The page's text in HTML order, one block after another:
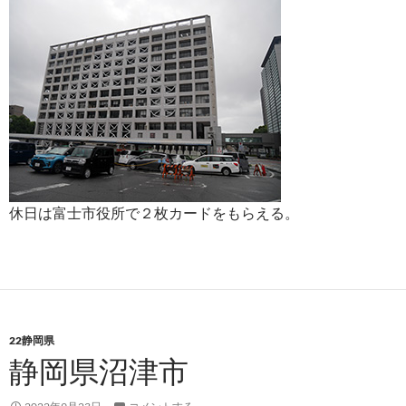
休日は富士市役所で２枚カードをもらえる。
22静岡県
静岡県沼津市